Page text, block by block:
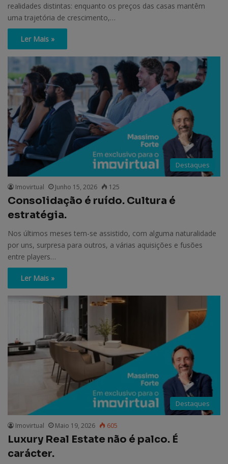
realidades distintas: enquanto os preços das casas mantêm
uma trajetória de crescimento,…
Ler Mais »
Destaques
Imovirtual Junho 15, 2026 125
Consolidação é ruído. Cultura é
estratégia.
Nos últimos meses tem-se assistido, com alguma naturalidade
por uns, surpresa para outros, a várias aquisições e fusões
entre players…
Ler Mais »
Destaques
Imovirtual Maio 19, 2026 605
Luxury Real Estate não é palco. É
carácter.